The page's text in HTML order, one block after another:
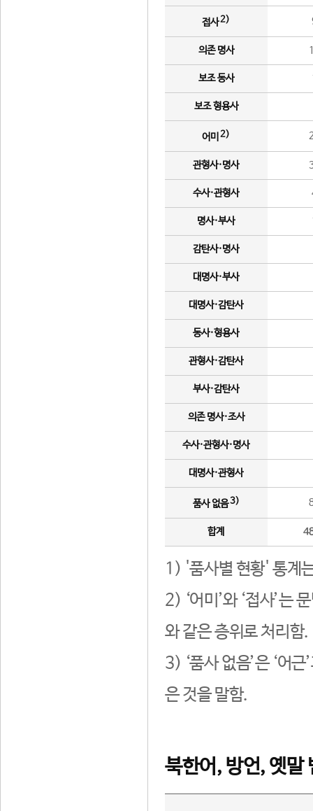
접사2)
의존 명사
보조 동사
보조 형용사
어미 2)
관형사·명사
수사·관형사
명사·부사
감탄사·명사
대명사·부사
대명사·감탄사
동사·형용사
관형사·감탄사
부사·감탄사
의존 명사·조사
수사·관형사·명사
대명사·관형사
품사 없음3)
합계
1) '품사별 현황' 통계
2) ‘어미’와 ‘접사’는
와 같은 층위로 처리함.
3) ‘품사 없음’은 ‘어
은 것을 말함.
북한어, 방언, 옛말